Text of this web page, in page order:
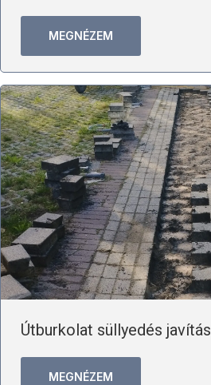
MEGNÉZEM
Útburkolat süllyedés javítás
MEGNÉZEM